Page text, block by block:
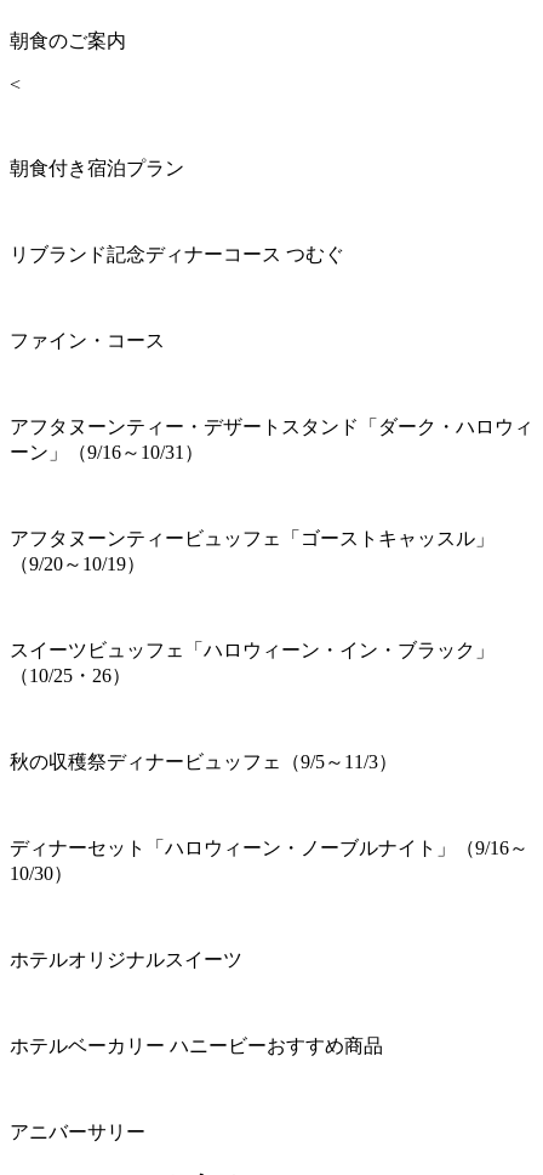
朝食のご案内
<
朝食付き宿泊プラン
リブランド記念ディナーコース つむぐ
ファイン・コース
アフタヌーンティー・デザートスタンド「ダーク・ハロウィ
ーン」（9/16～10/31）
アフタヌーンティービュッフェ「ゴーストキャッスル」
（9/20～10/19）
スイーツビュッフェ「ハロウィーン・イン・ブラック」
（10/25・26）
秋の収穫祭ディナービュッフェ（9/5～11/3）
ディナーセット「ハロウィーン・ノーブルナイト」（9/16～
10/30）
ホテルオリジナルスイーツ
ホテルベーカリー ハニービーおすすめ商品
アニバーサリー